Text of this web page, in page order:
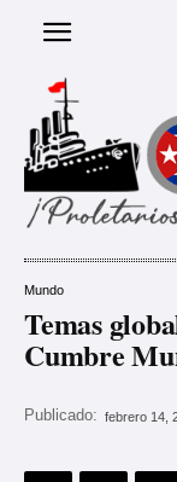
Mundo
Temas
Cumbre
Publicado: febrero 14,